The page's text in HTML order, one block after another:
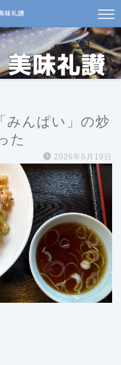
味礼讃
みんぱい」の炒
た
2026年6月19日